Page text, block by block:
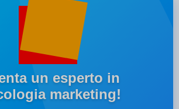
un esperto in
marketing!